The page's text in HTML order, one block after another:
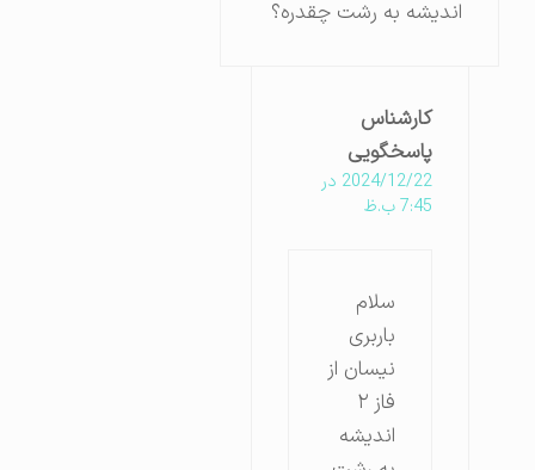
اندیشه به رشت چقدره؟
کارشناس
پاسخگویی
2024/12/22 در
سلام
باربری
نیسان از
فاز ۲
اندیشه